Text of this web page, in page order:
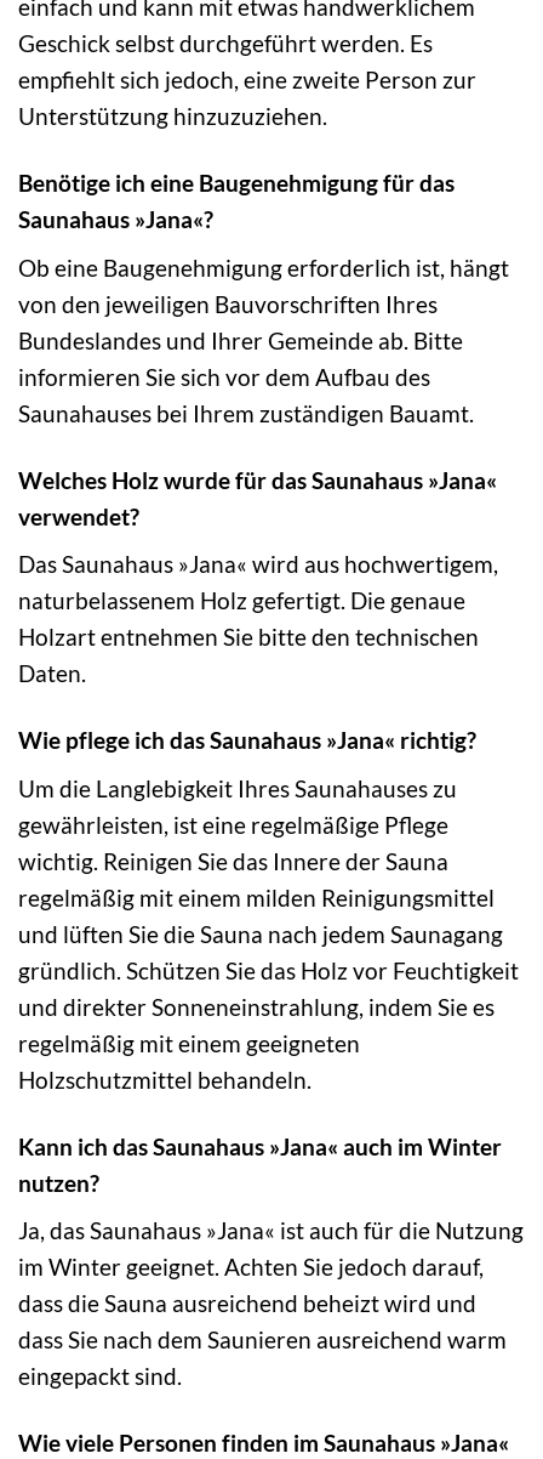
einfach und kann mit etwas handwerklichem
Geschick selbst durchgeführt werden. Es
empfiehlt sich jedoch, eine zweite Person zur
Unterstützung hinzuzuziehen.
Benötige ich eine Baugenehmigung für das
Saunahaus »Jana«?
Ob eine Baugenehmigung erforderlich ist, hängt
von den jeweiligen Bauvorschriften Ihres
Bundeslandes und Ihrer Gemeinde ab. Bitte
informieren Sie sich vor dem Aufbau des
Saunahauses bei Ihrem zuständigen Bauamt.
Welches Holz wurde für das Saunahaus »Jana«
verwendet?
Das Saunahaus »Jana« wird aus hochwertigem,
naturbelassenem Holz gefertigt. Die genaue
Holzart entnehmen Sie bitte den technischen
Daten.
Wie pflege ich das Saunahaus »Jana« richtig?
Um die Langlebigkeit Ihres Saunahauses zu
gewährleisten, ist eine regelmäßige Pflege
wichtig. Reinigen Sie das Innere der Sauna
regelmäßig mit einem milden Reinigungsmittel
und lüften Sie die Sauna nach jedem Saunagang
gründlich. Schützen Sie das Holz vor Feuchtigkeit
und direkter Sonneneinstrahlung, indem Sie es
regelmäßig mit einem geeigneten
Holzschutzmittel behandeln.
Kann ich das Saunahaus »Jana« auch im Winter
nutzen?
Ja, das Saunahaus »Jana« ist auch für die Nutzung
im Winter geeignet. Achten Sie jedoch darauf,
dass die Sauna ausreichend beheizt wird und
dass Sie nach dem Saunieren ausreichend warm
eingepackt sind.
Wie viele Personen finden im Saunahaus »Jana«